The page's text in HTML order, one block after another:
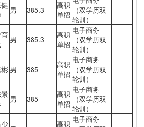
男 385.3
高职
单招
（双学历双
轮训）
男 385.3
高职
单招
电子商务
（双学历双
轮训）
男 385
高职
单招
电子商务
（双学历双
轮训）
男 385
高职
单招
电子商务
（双学历双
轮训）
高职 电子商务